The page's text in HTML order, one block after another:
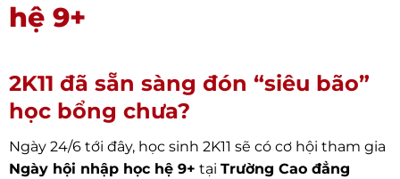
hệ 9+
2K11 đã sẵn sàng đón “siêu bão”
học bổng chưa?
Ngày 24/6 tới đây, học sinh 2K11 sẽ có cơ hội tham gia
Ngày hội nhập học hệ 9+ tại Trường Cao đẳng